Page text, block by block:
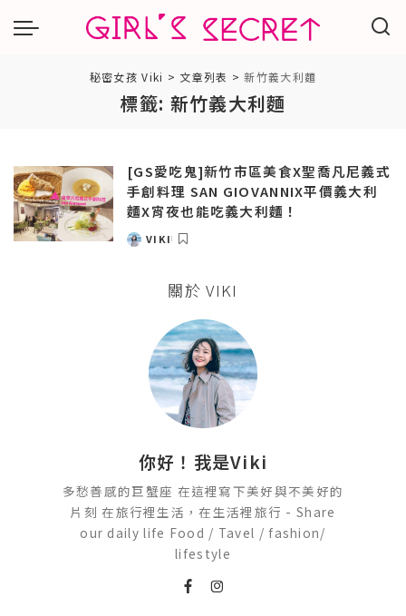
秘密女孩 Viki > 文章列表 >新竹義大利麵
標籤: 新竹義大利麵
[GS愛吃鬼]新竹市區美食X聖喬凡尼義式
手創料理 SAN GIOVANNIX平價義大利
麵X宵夜也能吃義大利麵！
POSTED
VIKI
關於 VIKI
你好！我是Viki
多愁善感的巨蟹座 在這裡寫下美好與不美好的
片刻 在旅行裡生活，在生活裡旅行 - Share
our daily life Food / Tavel / fashion/
lifestyle